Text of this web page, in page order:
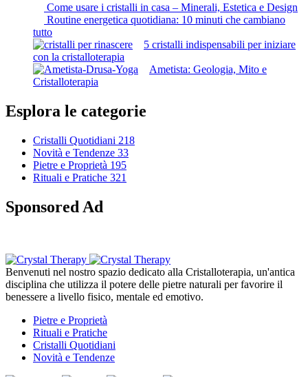
Come usare i cristalli in casa – Minerali, Estetica e Design
Routine energetica quotidiana: 10 minuti che cambiano
tutto
5 cristalli indispensabili per iniziare
con la cristalloterapia
Ametista: Geologia, Mito e
Cristalloterapia
Esplora le categorie
Cristalli Quotidiani 218
Novità e Tendenze 33
Pietre e Proprietà 195
Rituali e Pratiche 321
Sponsored Ad
Benvenuti nel nostro spazio dedicato alla Cristalloterapia, un'antica
disciplina che utilizza il potere delle pietre naturali per favorire il
benessere a livello fisico, mentale ed emotivo.
Pietre e Proprietà
Rituali e Pratiche
Cristalli Quotidiani
Novità e Tendenze